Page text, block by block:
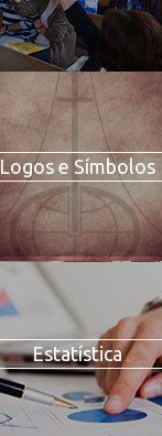
Logos e Símbolos
Estatística